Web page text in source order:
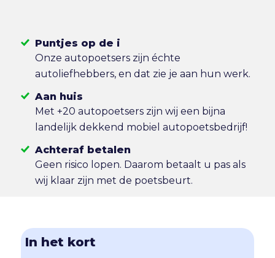
Puntjes op de i
Onze autopoetsers zijn échte
autoliefhebbers, en dat zie je aan hun werk.
Aan huis
Met +20 autopoetsers zijn wij een bijna
landelijk dekkend mobiel autopoetsbedrijf!
Achteraf betalen
Geen risico lopen. Daarom betaalt u pas als
wij klaar zijn met de poetsbeurt.
In het kort